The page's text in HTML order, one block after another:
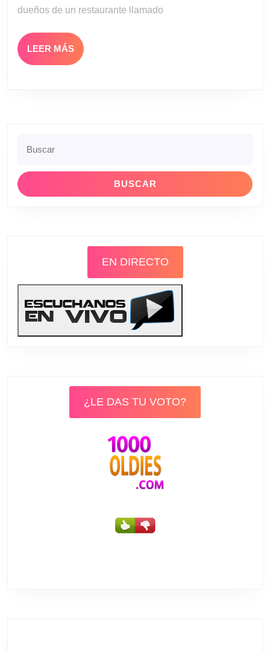
dueños de un restaurante llamado
LEER MÁSLEER
MÁS
EN DIRECTO
¿LE DAS TU VOTO?